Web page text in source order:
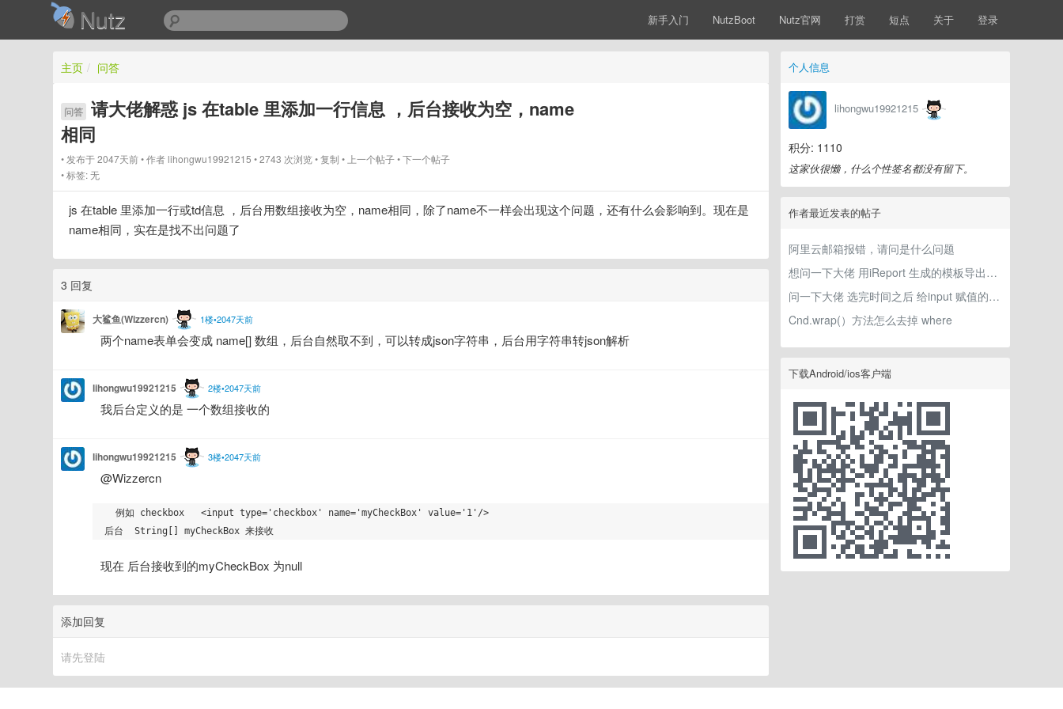
Nutz 新手入门 NutzBoot Nutz官网 打赏 短点 关于 登录
个人信息
lihongwu19921215
积分: 1110
这家伙很懒，什么个性签名都没有留下。
作者最近发表的帖子
阿里云邮箱报错，请问是什么问题
想问一下大佬 用iReport 生成的模板导出excel ，excel里能不能加logo？
问一下大佬 选完时间之后 给input 赋值的时候想获取 input里的时间 用什么事件？
Cnd.wrap(）方法怎么去掉 where
下载Android/ios客户端
主页 / 问答
问答 请大佬解惑 js 在table 里添加一行信息 ，后台接收为空，name
相同
发布于 2047天前 作者 lihongwu19921215 2743 次浏览 复制 上一个帖子
下一个帖子
标签:无
js 在table 里添加一行或td信息 ，后台用数组接收为空，name相同，除了name不一样会出现这个问题，还有什么会影响到。现在是
name相同，实在是找不出问题了
3 回复
大鲨鱼(Wizzercn) 1楼•2047天前
两个name表单会变成 name[] 数组，后台自然取不到，可以转成json字符串，后台用字符串转json解析
lihongwu19921215 2楼•2047天前
我后台定义的是 一个数组接收的
lihongwu19921215 3楼•2047天前
@Wizzercn
  例如 checkbox   <input type='checkbox' name='myCheckBox' value='1'/>
现在 后台接收到的myCheckBox 为null
添加回复
请先登陆